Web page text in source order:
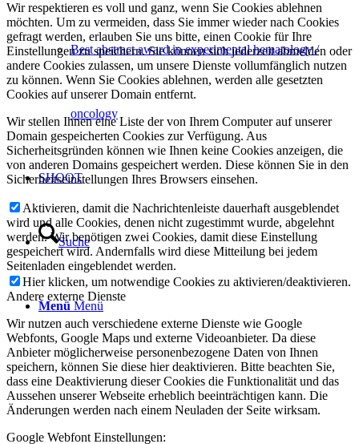
Best abstract award in experimental hematology /
oncology
SHOOT
Suche
Menü Menü
Wir respektieren es voll und ganz, wenn Sie Cookies ablehnen
möchten. Um zu vermeiden, dass Sie immer wieder nach Cookies
gefragt werden, erlauben Sie uns bitte, einen Cookie für Ihre
Einstellungen zu speichern. Sie können sich jederzeit abmelden oder
andere Cookies zulassen, um unsere Dienste vollumfänglich nutzen
zu können. Wenn Sie Cookies ablehnen, werden alle gesetzten
Cookies auf unserer Domain entfernt.
Wir stellen Ihnen eine Liste der von Ihrem Computer auf unserer
Domain gespeicherten Cookies zur Verfügung. Aus
Sicherheitsgründen können wie Ihnen keine Cookies anzeigen, die
von anderen Domains gespeichert werden. Diese können Sie in den
Sicherheitseinstellungen Ihres Browsers einsehen.
Aktivieren, damit die Nachrichtenleiste dauerhaft ausgeblendet
wird und alle Cookies, denen nicht zugestimmt wurde, abgelehnt
werden. Wir benötigen zwei Cookies, damit diese Einstellung
gespeichert wird. Andernfalls wird diese Mitteilung bei jedem
Seitenladen eingeblendet werden.
Hier klicken, um notwendige Cookies zu aktivieren/deaktivieren.
Andere externe Dienste
Wir nutzen auch verschiedene externe Dienste wie Google
Webfonts, Google Maps und externe Videoanbieter. Da diese
Anbieter möglicherweise personenbezogene Daten von Ihnen
speichern, können Sie diese hier deaktivieren. Bitte beachten Sie,
dass eine Deaktivierung dieser Cookies die Funktionalität und das
Aussehen unserer Webseite erheblich beeinträchtigen kann. Die
Änderungen werden nach einem Neuladen der Seite wirksam.
Google Webfont Einstellungen: